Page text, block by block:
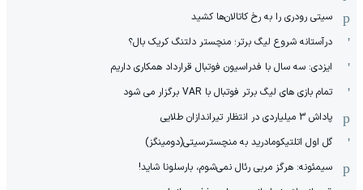
سیتی رودری را به رخ کاتالان‌ها کشید
درآستانه شروع لیگ برتر؛ منچستر دلتنگ کریک بال؟
ایزدی: سه سال با فدراسیون فوتبال قرارداد همکاری داریم
تمام بازی های لیگ برتر فوتبال با VAR برگزار می شود
پاداش 3 میلیاردی در انتظار تیراندازان طلایی
گل اول اتلتیکومادرید به منچسترسیتی(دومینگز)
سیمئونه: هرگز مربی رئال نمی‌شوم، بارسلونا شاید!